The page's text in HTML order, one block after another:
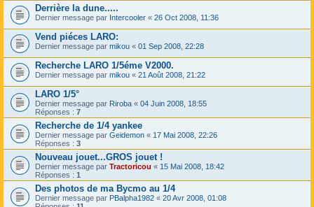
Derrière la dune.....
Dernier message par Intercooler « 26 Oct 2008, 11:36
Vend piéces LARO:
Dernier message par mikou « 01 Sep 2008, 22:28
Recherche LARO 1/5éme V2000.
Dernier message par mikou « 21 Août 2008, 21:22
LARO 1/5°
Dernier message par Riroba « 04 Juin 2008, 18:55
Réponses : 7
Recherche de 1/4 yankee
Dernier message par Geidemon « 17 Mai 2008, 22:26
Réponses : 3
Nouveau jouet...GROS jouet !
Dernier message par Tractoricou « 15 Mai 2008, 18:42
Réponses : 1
Des photos de ma Bycmo au 1/4
Dernier message par PBalpha1982 « 20 Avr 2008, 01:08